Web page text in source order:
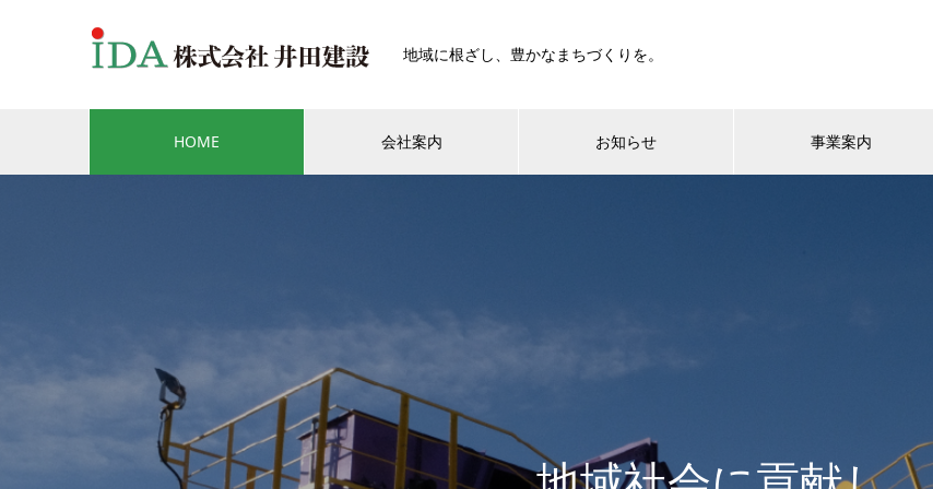
地域に根ざし、豊かなまちづくりを。
HOME 会社案内 お知らせ 事業案内